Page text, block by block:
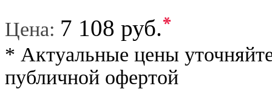
Цена: 7 108 руб.*
* Актуальные цены
публичной офертой